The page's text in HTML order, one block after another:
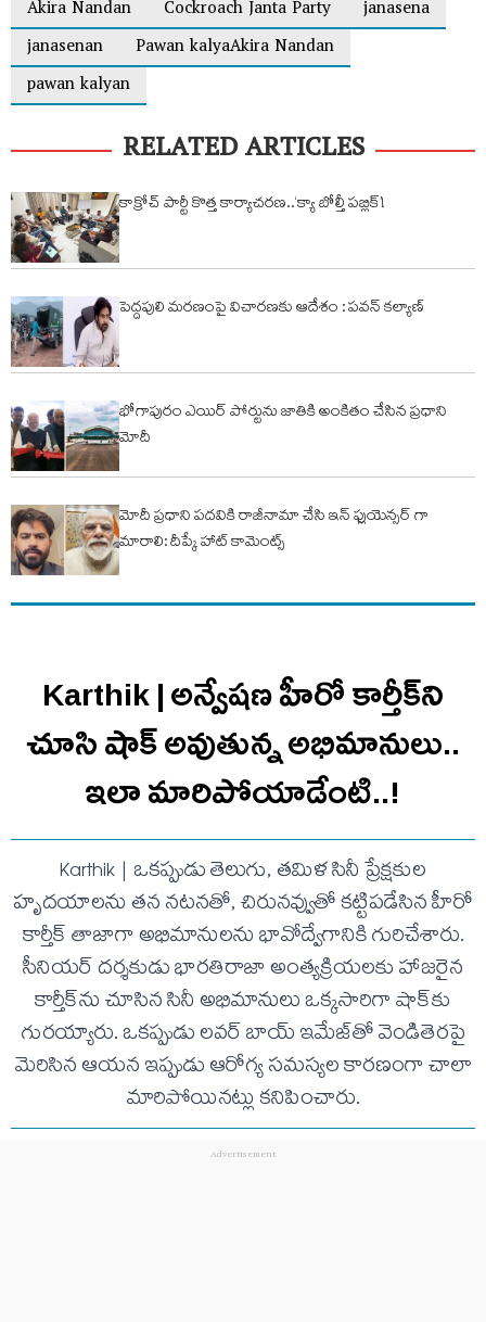
Akira Nandan Cockroach Janta Party
janasena
janasenan
Pawan kalyaAkira Nandan
pawan kalyan
RELATED ARTICLES
కాక్రోచ్ పార్టీ కొత్త కార్యాచరణ..‘క్యా బోల్తీ పబ్లిక్’!
పెద్దపులి మరణంపై విచారణకు ఆదేశం : పవన్ కల్యాణ్
భోగాపురం ఎయిర్ పోర్టును జాతికి అంకితం చేసిన ప్రధాని
మోదీ
మోదీ ప్రధాని పదవికి రాజీనామా చేసి ఇన్ ఫ్లుయెన్సర్ గా
మారాలి: దీప్కే హాట్ కామెంట్స్
Karthik | అన్వేషణ హీరో కార్తీక్‌ని
చూసి షాక్ అవుతున్న అభిమానులు..
ఇలా మారిపోయాడేంటి..!
Karthik | ఒకప్పుడు తెలుగు, తమిళ సినీ ప్రేక్షకుల
హృదయాలను తన నటనతో, చిరునవ్వుతో కట్టిపడేసిన హీరో
కార్తీక్ తాజాగా అభిమానులను భావోద్వేగానికి గురిచేశారు.
సీనియర్ దర్శకుడు భారతిరాజా అంత్యక్రియలకు హాజరైన
కార్తీక్‌ను చూసిన సినీ అభిమానులు ఒక్కసారిగా షాక్‌కు
గురయ్యారు. ఒకప్పుడు లవర్ బాయ్ ఇమేజ్‌తో వెండితెరపై
మెరిసిన ఆయన ఇప్పుడు ఆరోగ్య సమస్యల కారణంగా చాలా
మారిపోయినట్లు కనిపించారు.